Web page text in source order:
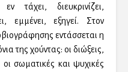
τάχει, διευκρινίζει,
εμμένει, εξηγεί. Στον
εντάσσεται η
της χούντας: οι διώξεις,
σωματικές και ψυχικές